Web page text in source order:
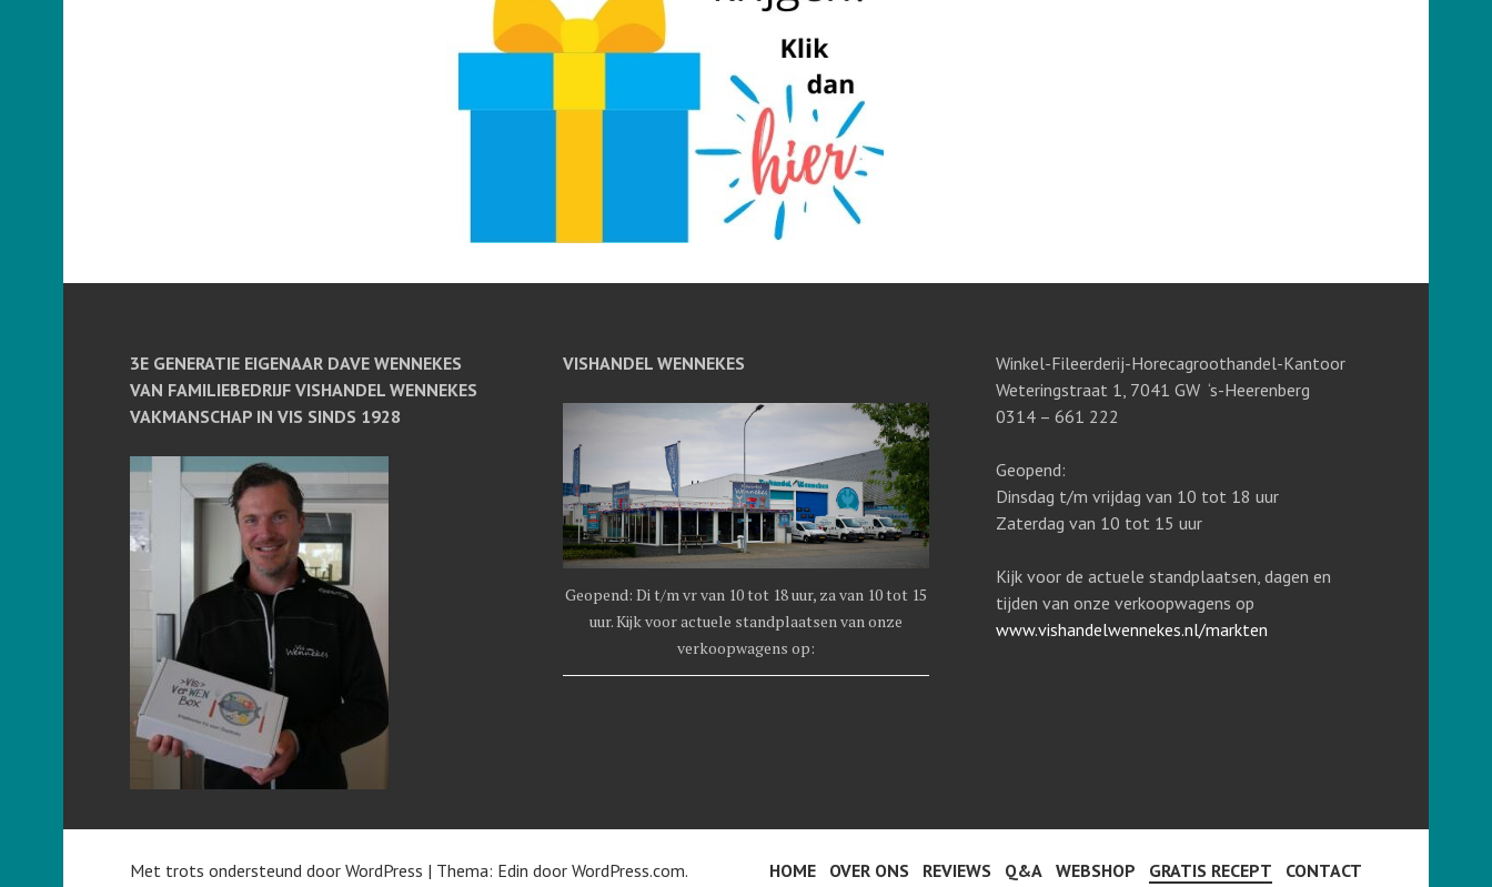
3E GENERATIE EIGENAAR DAVE WENNEKES
VAN FAMILIEBEDRIJF VISHANDEL WENNEKES
VAKMANSCHAP IN VIS SINDS 1928
VISHANDEL WENNEKES
Geopend: Di t/m vr van 10 tot 18 uur, za van 10 tot 15
uur. Kijk voor actuele standplaatsen van onze
verkoopwagens op:
Winkel-Fileerderij-Horecagroothandel-Kantoor
Weteringstraat 1, 7041 GW ‘s-Heerenberg
0314 – 661 222
Geopend:
Dinsdag t/m vrijdag van 10 tot 18 uur
Zaterdag van 10 tot 15 uur
Kijk voor de actuele standplaatsen, dagen en
tijden van onze verkoopwagens op
www.vishandelwennekes.nl/markten
Met trots ondersteund door WordPress | Thema: Edin door WordPress.com. HOME OVER ONS REVIEWS Q&A WEBSHOP GRATIS RECEPT CONTACT